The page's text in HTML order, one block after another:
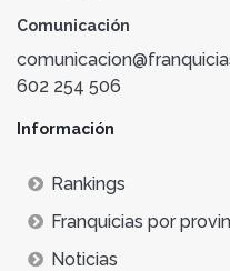
Comunicación
602 254 506
Información
Rankings
Franquicias por
Noticias